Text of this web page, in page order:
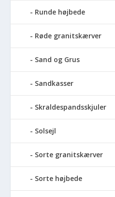
Runde højbede
Røde granitskærver
Sand og Grus
Sandkasser
Skraldespandsskjuler
Solsejl
Sorte granitskærver
Sorte højbede